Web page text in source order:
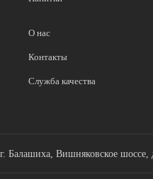
О нас
Контакты
Служба качества
г. Балашиха, Вишняковское шоссе,